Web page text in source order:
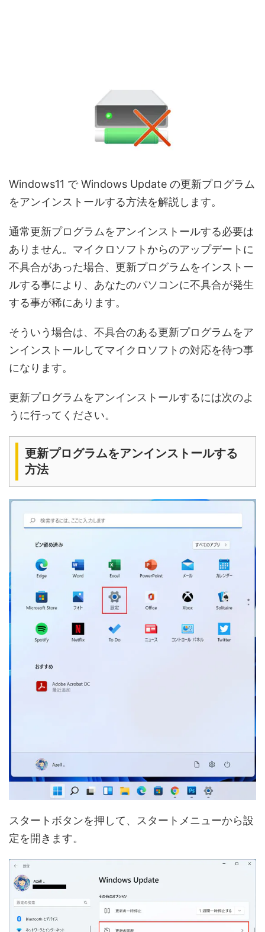
Windows11 で Windows Update の更新プログラム
をアンインストールする方法を解説します。
通常更新プログラムをアンインストールする必要は
ありません。マイクロソフトからのアップデートに
不具合があった場合、更新プログラムをインストー
ルする事により、あなたのパソコンに不具合が発生
する事が稀にあります。
そういう場合は、不具合のある更新プログラムをア
ンインストールしてマイクロソフトの対応を待つ事
になります。
更新プログラムをアンインストールするには次のよ
うに行ってください。
更新プログラムをアンインストールする
方法
スタートボタンを押して、スタートメニューから設
定を開きます。